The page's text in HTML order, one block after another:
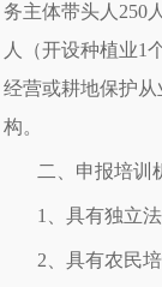
务主体带头人250
人（开设种植业1
经营或耕地保护
构。
二、申报培训
1、具有独立
2、具有农民